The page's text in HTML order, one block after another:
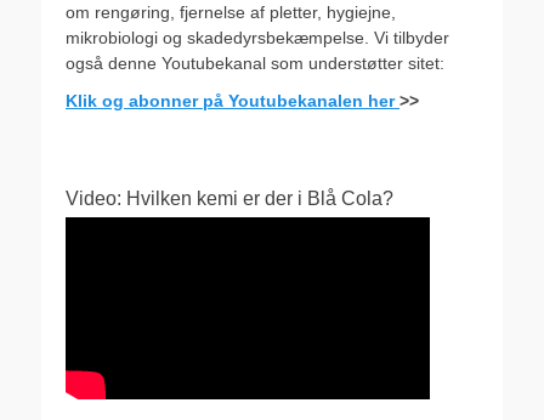
om rengøring, fjernelse af pletter, hygiejne,
mikrobiologi og skadedyrsbekæmpelse. Vi tilbyder
også denne Youtubekanal som understøtter sitet:
Klik og abonner på Youtubekanalen her>>
Video: Hvilken kemi er der i Blå Cola?